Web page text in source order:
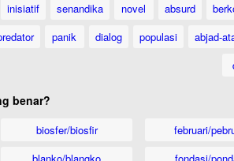
inisiatif senandika novel absurd
panik dialog populasi abjad-
benar?
biosfer/biosfir
februari/